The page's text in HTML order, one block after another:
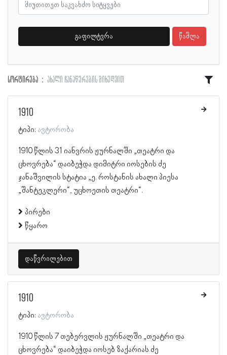
გაფილტვრა წაშლა
სორტირება ახალი ჩანაწერების მიხედვით
1910
ტიპი: ავტორობა
1910 წლის 31 იანვრის ჟურნალში „თეატრი და
ცხოვრება“ დაიბეჭდა დიმიტრი იოსების ძე
ჯანაშვილის სტატია „ე. როსტანის ახალი პიესა
„შანტეკლერი“, უცხოეთის თეატრი“.
პირები
წყარო
დაწვრილებით
1910
ტიპი: ავტორობა
1910 წლის 7 თებერვლის ჟურნალში „თეატრი და
ცხოვრება“ დაიბეჭდა იოსებ ზაქარიას ძე